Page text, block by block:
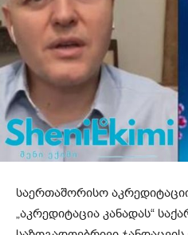
საერთაშორისო
„აკრედიტაცია კანადას“